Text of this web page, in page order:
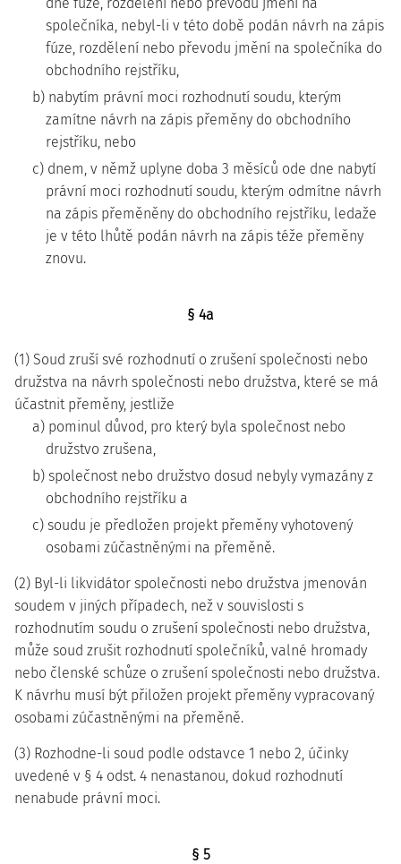
společníka, nebyl-li v této době podán návrh na zápis
fúze, rozdělení nebo převodu jmění na společníka do
obchodního rejstříku,
b) nabytím právní moci rozhodnutí soudu, kterým
zamítne návrh na zápis přeměny do obchodního
rejstříku, nebo
c) dnem, v němž uplyne doba 3 měsíců ode dne nabytí
právní moci rozhodnutí soudu, kterým odmítne návrh
na zápis přeměněny do obchodního rejstříku, ledaže
je v této lhůtě podán návrh na zápis téže přeměny
znovu.
§ 4a
(1) Soud zruší své rozhodnutí o zrušení společnosti nebo
družstva na návrh společnosti nebo družstva, které se má
účastnit přeměny, jestliže
a) pominul důvod, pro který byla společnost nebo
družstvo zrušena,
b) společnost nebo družstvo dosud nebyly vymazány z
obchodního rejstříku a
c) soudu je předložen projekt přeměny vyhotovený
osobami zúčastněnými na přeměně.
(2) Byl-li likvidátor společnosti nebo družstva jmenován
soudem v jiných případech, než v souvislosti s
rozhodnutím soudu o zrušení společnosti nebo družstva,
může soud zrušit rozhodnutí společníků, valné hromady
nebo členské schůze o zrušení společnosti nebo družstva.
K návrhu musí být přiložen projekt přeměny vypracovaný
osobami zúčastněnými na přeměně.
(3) Rozhodne-li soud podle odstavce 1 nebo 2, účinky
uvedené v § 4 odst. 4 nenastanou, dokud rozhodnutí
nenabude právní moci.
§ 5